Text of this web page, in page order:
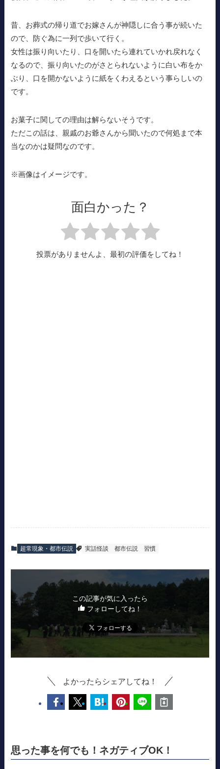
昔、お葬式の帰り道でお嫁さんが神隠しに合う事が続いた
ので、防ぐ為に一列で歩いて行く。
女性は振り向いたり、口を開いたら連れていかれ戻れなく
なるので、振り向いたのがさとられないように白い布をか
ぶり、口を開かないように紙をくわえるという事らしいの
です。
お菓子に関しての理由は解らないそうです。
ただこの話は、親戚のお爺さんから聞いたので何処まで本
当なのかは疑問なのです。
※画像はイメージです。
面白かった？
投票がありませんよ、最初の評価をしてね！
超常現象・都市伝説 実話怪談 都市伝説 習慣
この記事が気に入ったら
フォローしてね！
よかったらシェアしてね！
思った事を何でも！ネガティブOK！